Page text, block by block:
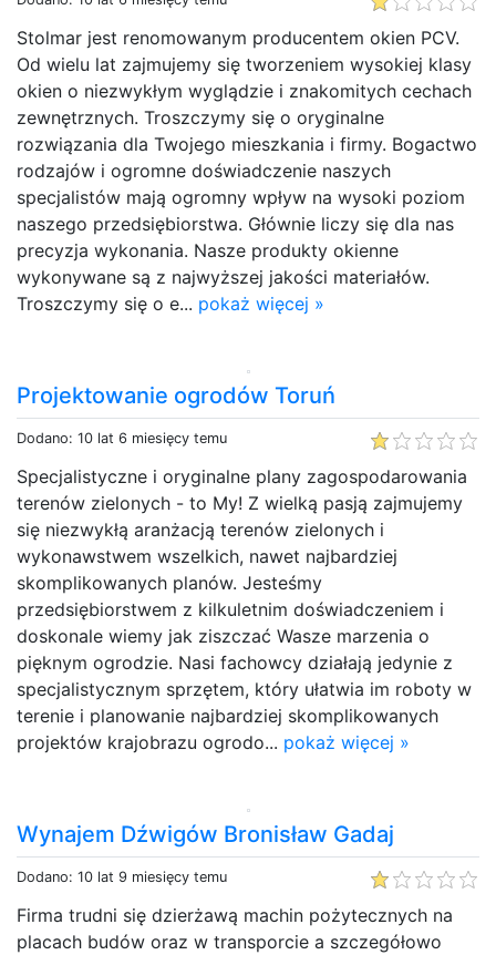
Stolmar jest renomowanym producentem okien PCV.
Od wielu lat zajmujemy się tworzeniem wysokiej klasy
okien o niezwykłym wyglądzie i znakomitych cechach
zewnętrznych. Troszczymy się o oryginalne
rozwiązania dla Twojego mieszkania i firmy. Bogactwo
rodzajów i ogromne doświadczenie naszych
specjalistów mają ogromny wpływ na wysoki poziom
naszego przedsiębiorstwa. Głównie liczy się dla nas
precyzja wykonania. Nasze produkty okienne
wykonywane są z najwyższej jakości materiałów.
Troszczymy się o e... pokaż więcej »
Projektowanie ogrodów Toruń
Dodano: 10 lat 6 miesięcy temu
Specjalistyczne i oryginalne plany zagospodarowania
terenów zielonych - to My! Z wielką pasją zajmujemy
się niezwykłą aranżacją terenów zielonych i
wykonawstwem wszelkich, nawet najbardziej
skomplikowanych planów. Jesteśmy
przedsiębiorstwem z kilkuletnim doświadczeniem i
doskonale wiemy jak ziszczać Wasze marzenia o
pięknym ogrodzie. Nasi fachowcy działają jedynie z
specjalistycznym sprzętem, który ułatwia im roboty w
terenie i planowanie najbardziej skomplikowanych
projektów krajobrazu ogrodo... pokaż więcej »
Wynajem Dźwigów Bronisław Gadaj
Dodano: 10 lat 9 miesięcy temu
Firma trudni się dzierżawą machin pożytecznych na
placach budów oraz w transporcie a szczegółowo